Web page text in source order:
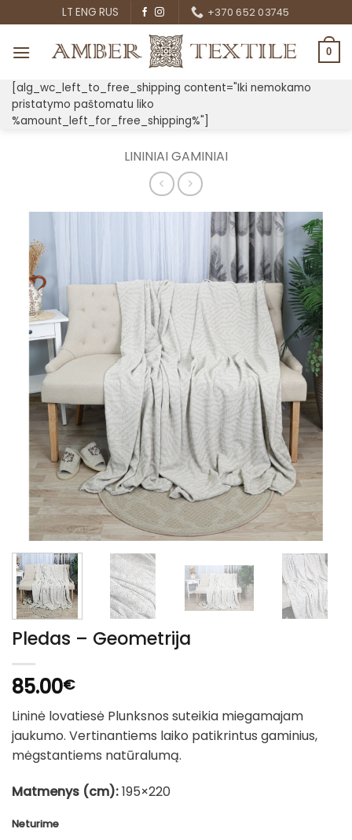
to
content
LT ENG RUS +370 652 03745
0
[alg_wc_left_to_free_shipping content="Iki nemokamo
pristatymo paštomatu liko
%amount_left_for_free_shipping%"]
LININIAI GAMINIAI
Pledas – Geometrija
85.00€
Lininė lovatiesė Plunksnos suteikia miegamajam
jaukumo. Vertinantiems laiko patikrintus gaminius,
mėgstantiems natūralumą.
Matmenys (cm):195×220
Neturime